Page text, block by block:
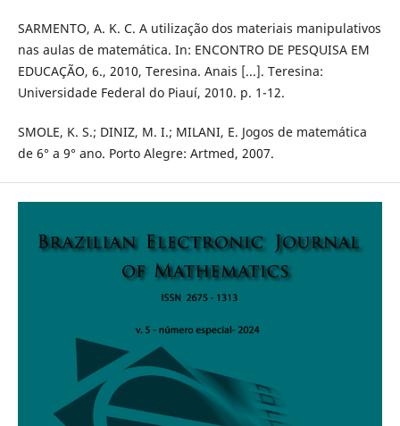
SARMENTO, A. K. C. A utilização dos materiais manipulativos
nas aulas de matemática. In: ENCONTRO DE PESQUISA EM
EDUCAÇÃO, 6., 2010, Teresina. Anais [...]. Teresina:
Universidade Federal do Piauí, 2010. p. 1-12.
SMOLE, K. S.; DINIZ, M. I.; MILANI, E. Jogos de matemática
de 6° a 9° ano. Porto Alegre: Artmed, 2007.